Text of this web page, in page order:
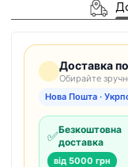
Доставка по
Обирайте
Нова Пошта ·
✅Безкоштовна
доставка
від 5000 грн